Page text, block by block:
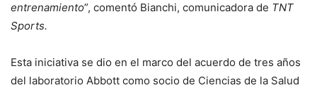
entrenamiento”, comentó Bianchi, comunicadora de TNT
Sports.
Esta iniciativa se dio en el marco del acuerdo de tres años
del laboratorio Abbott como socio de Ciencias de la Salud